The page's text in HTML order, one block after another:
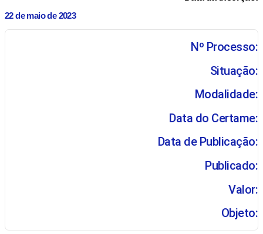
22 de maio de 2023
Nº Processo:
Situação:
Modalidade:
Data do Certame:
Data de Publicação:
Publicado:
Valor:
Objeto: